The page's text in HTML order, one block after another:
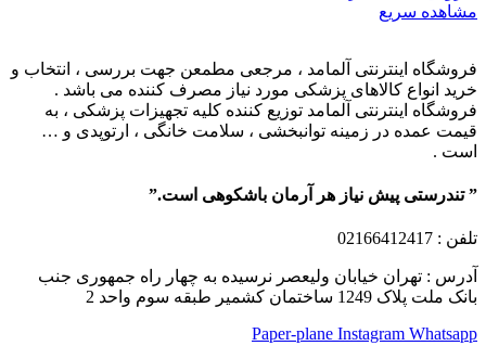
مشاهده سریع
فروشگاه اینترنتی آلمامد ، مرجعی مطمعن جهت بررسی ، انتخاب و
خرید انواع کالاهای پزشکی مورد نیاز مصرف کننده می باشد .
فروشگاه اینترنتی آلمامد توزیع کننده کلیه تجهیزات پزشکی ، به
قیمت عمده در زمینه توانبخشی ، سلامت خانگی ، ارتوپدی و …
است .
” تندرستی پیش نیاز هر آرمان باشکوهی است.”
تلفن : 02166412417
آدرس : تهران خیابان ولیعصر نرسیده به چهار راه جمهوری جنب
بانک ملت پلاک 1249 ساختمان کشمیر طبقه سوم واحد 2
Paper-plane Instagram Whatsapp